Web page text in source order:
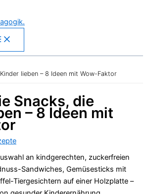
lieben – 8 Ideen mit Wow-Faktor
Snacks, die
– 8 Ideen mit